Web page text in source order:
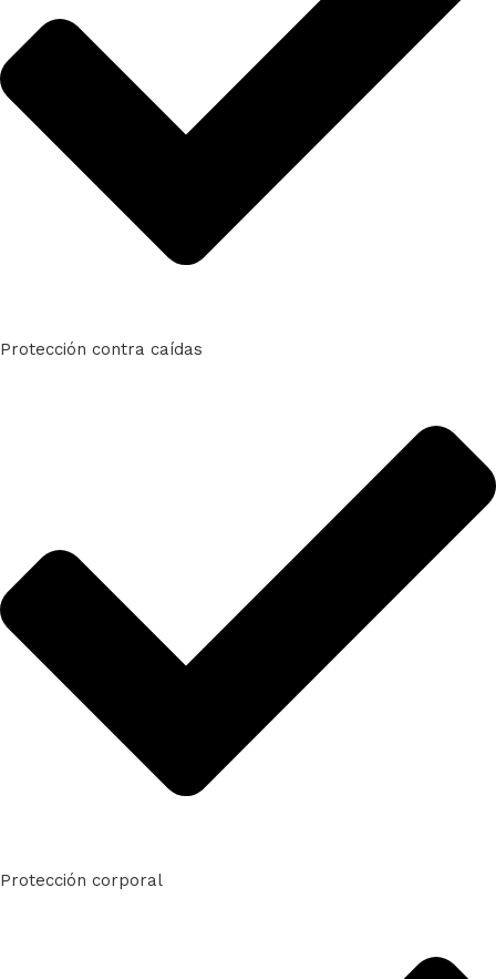
Protección contra caídas
Protección corporal